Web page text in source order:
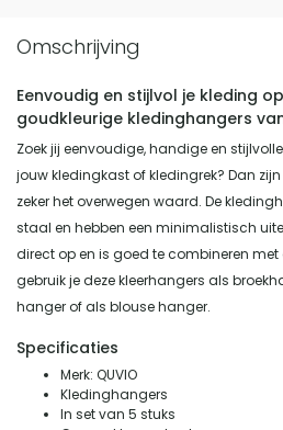
Eenvoudig en stijlvol je kleding
goudkleurige kledinghangers
Zoek jij eenvoudige, handige en
jouw kledingkast of kledingrek? Dan
zeker het overwegen waard. De
staal en hebben een minimalistisch
direct op en is goed te combineren met
gebruik je deze kleerhangers als
hanger of als blouse hanger.
Specificaties
Merk: QUVIO
Kledinghangers
In set van 5 stuks